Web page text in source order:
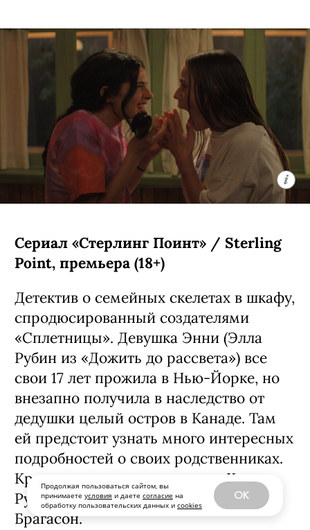
Продолжая пользоваться сайтом, вы
принимаете условия и даете согласие на
обработку пользовательских данных и cookies
OK
Сериал «Стерлинг Поинт» / Sterling
Point, премьера (18+)
Детектив о семейных скелетах в шкафу,
спродюсированный создателями
«Сплетницы». Девушка Энни (Элла
Рубин из «Дожить до рассвета») все
свои 17 лет прожила в Нью-Йорке, но
внезапно получила в наследство от
дедушки целый остров в Канаде. Там
ей предстоит узнать много интересных
подробностей о своих родственниках.
Кроме нее в сериале снялись Кин
Руффало, Амели Хеферль и Бо
Брагасон.